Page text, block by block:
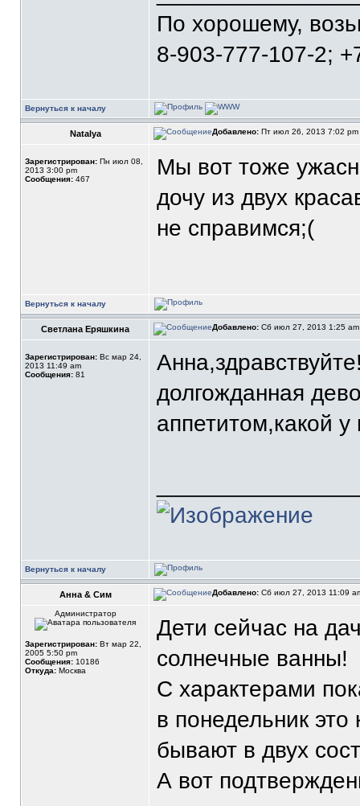
По хорошему,
8-903-777-107-2;
Вернуться к началу
Natalya Добавлено: Пт июл 26, 2013 7:02 pm
Зарегистрирован: Пн июл 08,
2013 3:00 pm
Сообщения: 467
Мы вот тоже
дочу из двух
не справимся;(
Вернуться к началу
Светлана Еряшкина Добавлено: Сб июл 27, 2013 1:25
Зарегистрирован: Вс мар 24,
2013 11:49 am
Сообщения: 81
долгожданная
аппетитом,какой
Вернуться к началу
Анна & Сим Добавлено: Сб июл 27, 2013 11:09
Администратор
Зарегистрирован: Вт мар 22,
2005 5:50 pm
Сообщения: 10186
Откуда: Москва
Дети сейчас на
солнечные ванны!
С характерами
в понедельник
бывают в двух
А вот